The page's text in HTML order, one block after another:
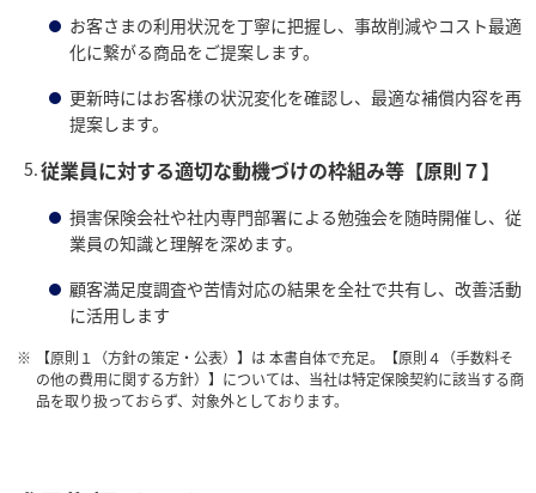
お客さまの利用状況を丁寧に把握し、事故削減やコスト最適
化に繋がる商品をご提案します。
更新時にはお客様の状況変化を確認し、最適な補償内容を再
提案します。
従業員に対する適切な動機づけの枠組み等【原則７】
損害保険会社や社内専門部署による勉強会を随時開催し、従
業員の知識と理解を深めます。
顧客満足度調査や苦情対応の結果を全社で共有し、改善活動
に活用します
【原則１（方針の策定・公表）】は 本書自体で充足。【原則４（手数料そ
の他の費用に関する方針）】については、当社は特定保険契約に該当する商
品を取り扱っておらず、対象外としております。